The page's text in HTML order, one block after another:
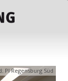
PI Regensburg Süd